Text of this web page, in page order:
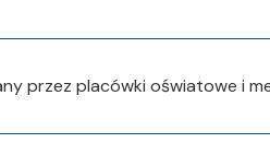
przez placówki oświatowe i